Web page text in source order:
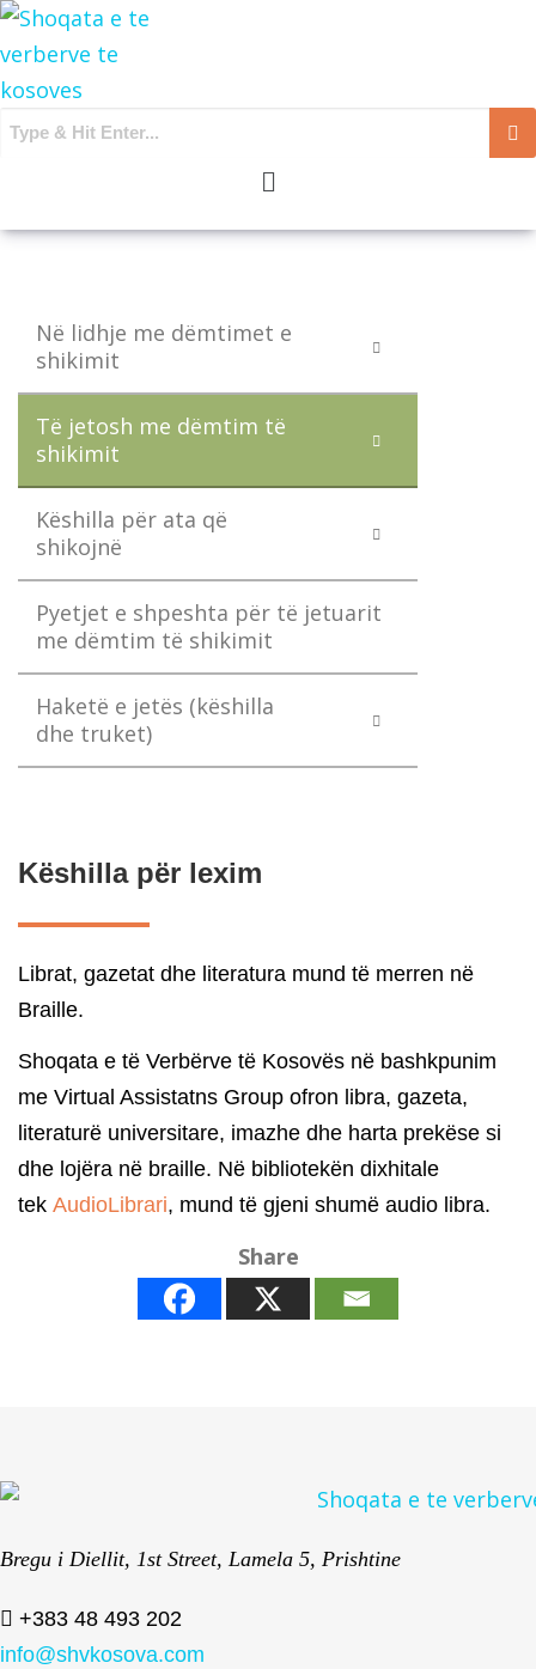
Menu
Në lidhje me dëmtimet e
shikimit
Të jetosh me dëmtim të
shikimit
Këshilla për ata që
shikojnë
Pyetjet e shpeshta për të jetuarit
me dëmtim të shikimit
Haketë e jetës (këshilla
dhe truket)
Këshilla për lexim
Librat, gazetat dhe literatura mund të merren në
Braille.
Shoqata e të Verbërve të Kosovës në bashkpunim
me Virtual Assistatns Group ofron libra, gazeta,
literaturë universitare, imazhe dhe harta prekëse si
dhe lojëra në braille. Në bibliotekën dixhitale
tek AudioLibrari, mund të gjeni shumë audio libra.
Share
Bregu i Diellit, 1st Street, Lamela 5, Prishtine
+383 48 493 202
info@shvkosova.com